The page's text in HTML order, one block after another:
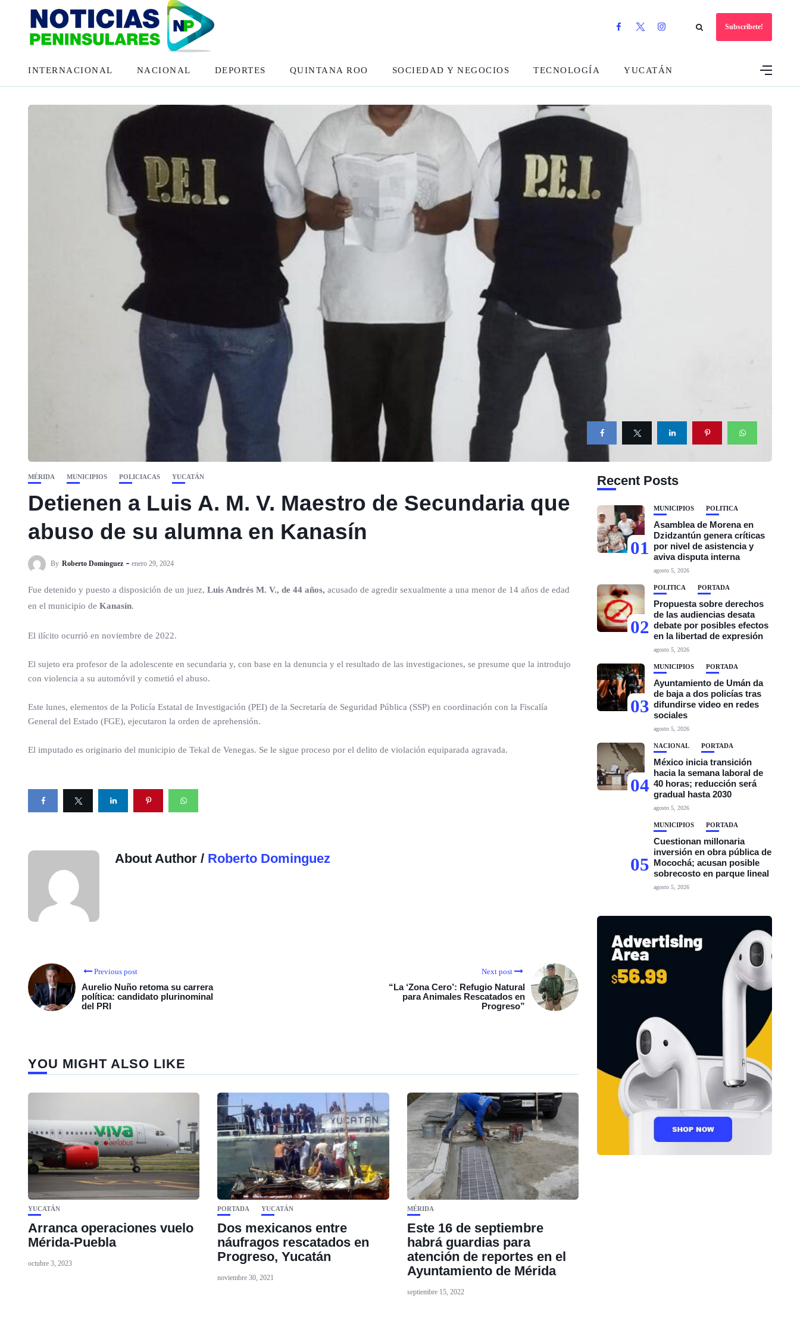
Subscribete!
INTERNACIONAL NACIONAL DEPORTES QUINTANA ROO SOCIEDAD Y NEGOCIOS TECNOLOGÍA YUCATÁN
MÉRIDA MUNICIPIOS POLICIACAS YUCATÁN
Detienen a Luis A. M. V. Maestro de Secundaria que
abuso de su alumna en Kanasín
By Roberto Dominguez enero 29, 2024
Fue detenido y puesto a disposición de un juez, Luis Andrés M. V., de 44 años, acusado de agredir sexualmente a una menor de 14 años de edad
en el municipio de Kanasín.
El ilícito ocurrió en noviembre de 2022.
El sujeto era profesor de la adolescente en secundaria y, con base en la denuncia y el resultado de las investigaciones, se presume que la introdujo
con violencia a su automóvil y cometió el abuso.
Este lunes, elementos de la Policía Estatal de Investigación (PEI) de la Secretaría de Seguridad Pública (SSP) en coordinación con la Fiscalía
General del Estado (FGE), ejecutaron la orden de aprehensión.
El imputado es originario del municipio de Tekal de Venegas. Se le sigue proceso por el delito de violación equiparada agravada.
About Author / Roberto Dominguez
Previous post
Aurelio Nuño retoma su carrera
política: candidato plurinominal
del PRI
Next post
“La ‘Zona Cero’: Refugio Natural
para Animales Rescatados en
Progreso”
YOU MIGHT ALSO LIKE
YUCATÁN
Arranca operaciones vuelo
Mérida-Puebla
octubre 3, 2023
PORTADA YUCATÁN
Dos mexicanos entre
náufragos rescatados en
Progreso, Yucatán
noviembre 30, 2021
MÉRIDA
Este 16 de septiembre
habrá guardias para
atención de reportes en el
Ayuntamiento de Mérida
septiembre 15, 2022
Recent Posts
01
MUNICIPIOS POLÍTICA
Asamblea de Morena en
Dzidzantún genera críticas
por nivel de asistencia y
aviva disputa interna
agosto 5, 2026
02
POLÍTICA PORTADA
Propuesta sobre derechos
de las audiencias desata
debate por posibles efectos
en la libertad de expresión
agosto 5, 2026
03
MUNICIPIOS PORTADA
Ayuntamiento de Umán da
de baja a dos policías tras
difundirse video en redes
sociales
agosto 5, 2026
04
NACIONAL PORTADA
México inicia transición
hacia la semana laboral de
40 horas; reducción será
gradual hasta 2030
agosto 5, 2026
05
MUNICIPIOS PORTADA
Cuestionan millonaria
inversión en obra pública de
Mocochá; acusan posible
sobrecosto en parque lineal
agosto 5, 2026